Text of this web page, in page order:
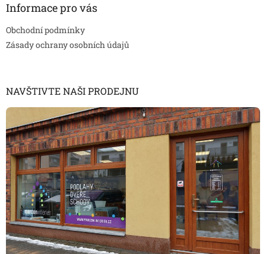
Informace pro vás
Obchodní podmínky
Zásady ochrany osobních údajů
NAVŠTIVTE NAŠI PRODEJNU